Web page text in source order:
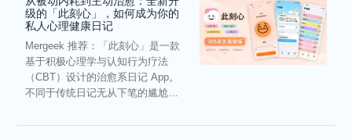
级的「此刻心」，如何成为你的
私人心理健康日记
Mergeek 推荐：「此刻心」是一款
基于积极心理学与认知行为疗法
（CBT）设计的治愈系日记 App。
不同于传统日记无从下笔的尴尬，